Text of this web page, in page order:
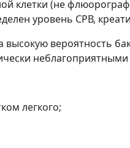
клетки (не
уровень СРВ,
высокую вероятность
легкого;